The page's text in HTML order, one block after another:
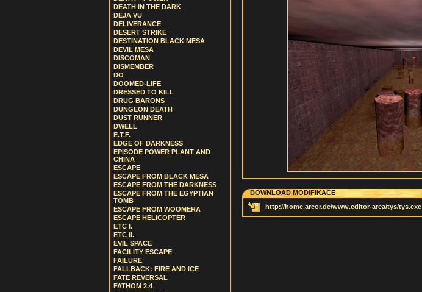
DEATH IN THE DARK
DEJA VU
DELIVERANCE
DESERT STRIKE
DESTINATION BLACK MESA
DEVIL MESA
DISCOMAN
DISMEMBER
DO
DOOMED-LIFE
DRESSED TO KILL
DRUG BARONS
DUNGEON DEATH
DUST RUNNER
DWELL
E.T.F.
EDGE OF DARKNESS
EPISODE POWER PLANT AND
CHINA
ESCAPE
ESCAPE FROM BLACK MESA
ESCAPE FROM THE DARKNESS
ESCAPE FROM THE EGYPTIAN
TOMB
ESCAPE FROM WOOMERA
ESCAPE HELICOPTER
ETC I.
ETC II.
EVIL SPACE
FACILITY ESCAPE
FAILURE
FALLBACK: FIRE AND ICE
FATE REVERSAL
FATHOM 2.4
DOWNLOAD MODIFIKACE
http://home.arcor.de/www.editor-area/tys/tys.exe